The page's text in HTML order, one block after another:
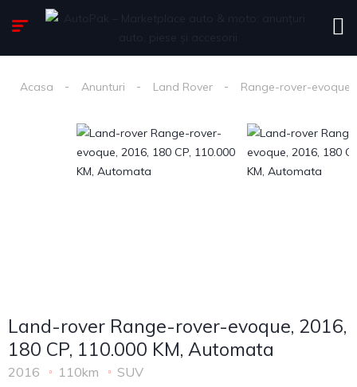
Acasa Anunturi Land Rover Range-rover-evoque,
Land-rover Range-rover-evoque, 2016,
180 CP, 110.000 KM, Automata
2016 110km SUV